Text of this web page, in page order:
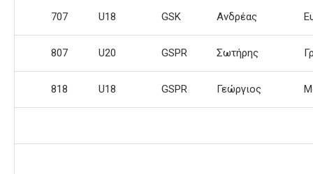
707 U18 GSK Ανδρέας
807 U20 GSPR Σωτήρης
818 U18 GSPR Γεώργιος